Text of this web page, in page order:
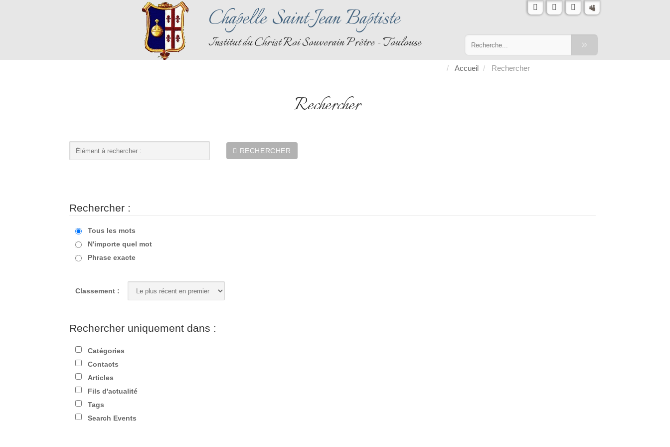
Chapelle Saint-Jean Baptiste
Institut du Christ Roi Souverain Prêtre - Toulouse
Accueil Rechercher
Rechercher
RECHERCHER
Rechercher :
Tous les mots
N'importe quel mot
Phrase exacte
Classement :
Rechercher uniquement dans :
Catégories
Contacts
Articles
Fils d'actualité
Tags
Search Events